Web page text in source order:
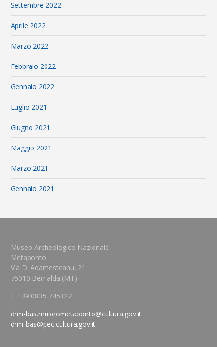
Settembre 2022
Aprile 2022
Marzo 2022
Febbraio 2022
Gennaio 2022
Luglio 2021
Giugno 2021
Maggio 2021
Marzo 2021
Gennaio 2021
Museo Archeologico Nazionale
Metaponto
Via D. Adamesteanu, 21
75010 Bernalda (MT)
T +39 0835 745327
drm-bas.museometaponto@cultura.gov.it
drm-bas@pec.cultura.gov.it